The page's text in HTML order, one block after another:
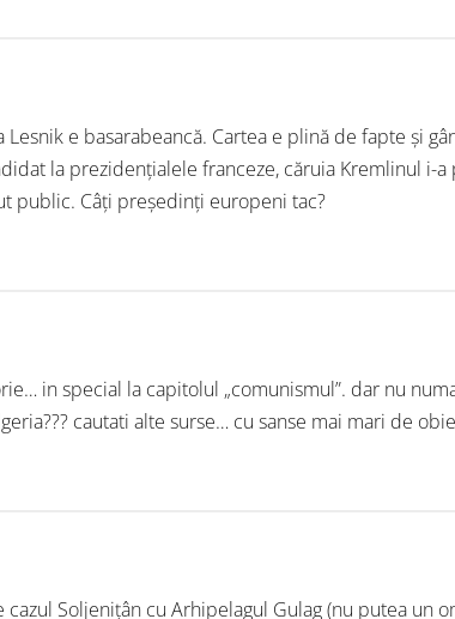
Lesnik e basarabeancă. Cartea e plină de fapte și
la prezidențialele franceze, căruia Kremlinul i-a
public. Câți președinți europeni tac?
in special la capitolul „comunismul”. dar nu
cautati alte surse… cu sanse mai mari de
cazul Soljenițân cu Arhipelagul Gulag (nu putea un